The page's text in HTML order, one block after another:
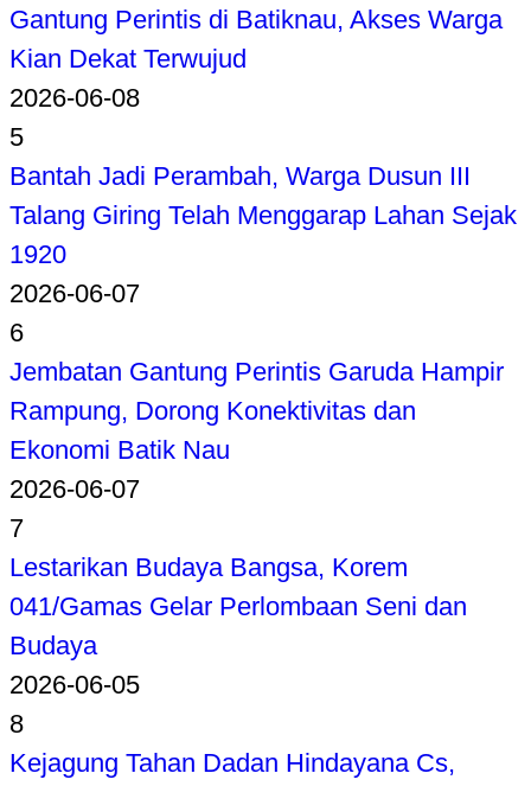
Gantung Perintis di Batiknau, Akses Warga
Kian Dekat Terwujud
2026-06-08
5
Bantah Jadi Perambah, Warga Dusun III
Talang Giring Telah Menggarap Lahan Sejak
1920
2026-06-07
6
Jembatan Gantung Perintis Garuda Hampir
Rampung, Dorong Konektivitas dan
Ekonomi Batik Nau
2026-06-07
7
Lestarikan Budaya Bangsa, Korem
041/Gamas Gelar Perlombaan Seni dan
Budaya
2026-06-05
8
Kejagung Tahan Dadan Hindayana Cs,